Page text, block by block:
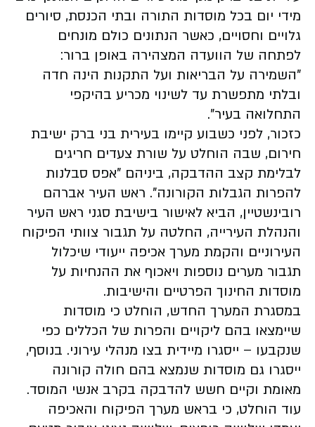
מידי יום בכל מוסדות התורה ובתי הכנסת, סיורים
גלויים וחסויים, כאשר הנתונים כולם מונחים
לפתחה של הוועדה המצהירה באופן ברור:
"השמירה על הבריאות ועל התקנות הינה חדה
ובלתי מתפשרת עד לשינוי מכריע בהיקפי
התחלואה בעיר".
כזכור, לפני כשבוע קיימו בעירית בני ברק ישיבת
חירום, שבה הוחלט על שורת צעדים חריגים
לבלימת קצב ההדבקה, ביניהם "אפס סבלנות
להפרות הגבלות הקורונה". ראש העיר אברהם
רובינשטיין, הביא לאישור בישיבת סגני ראש העיר
והנהלת העירייה, החלטה על תגבור צוותי הפיקוח
העירוניים והקמת מערך אכיפה ייעודי שיכלול
תגבור מערים נוספות ויאכוף את ההנחיות על
מוסדות החינוך הפרטיים והישיבות.
במסגרת המערך החדש, הוחלט כי מוסדות
שיימצאו בהם ליקויים והפרות של הכללים כפי
שנקבעו – ייסגרו מיידית בצו מנהלי עירוני. בנוסף,
ייסגרו גם מוסדות שנמצא בהם חולה קורונה
מאומת וקיים חשש להדבקה בקרב אנשי המוסד.
עוד הוחלט, כי בראש מערך הפיקוח והאכיפה